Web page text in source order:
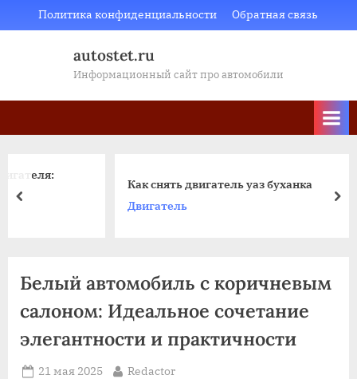
to
Политика конфиденциальности Обратная связь
autostet.ru
Информационный сайт про автомобили
Как снять двигатель уаз буханка
Двигатель
пред
Белый автомобиль с коричневым
салоном: Идеальное сочетание
элегантности и практичности
Posted
21 мая 2025 By
Redactor